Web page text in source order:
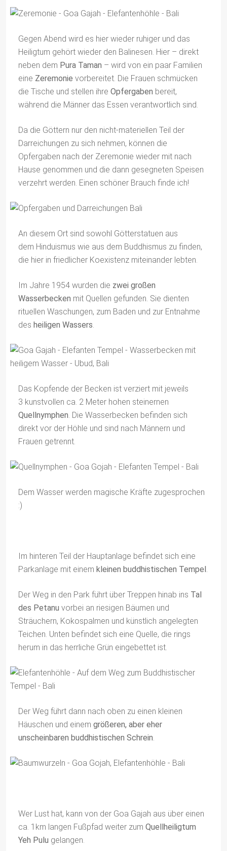
Gegen Abend wird es hier wieder ruhiger und das
Heiligtum gehört wieder den Balinesen. Hier – direkt
neben dem Pura Taman – wird von ein paar Familien
eine Zeremonie vorbereitet. Die Frauen schmücken
die Tische und stellen ihre Opfergaben bereit,
während die Männer das Essen verantwortlich sind.
Da die Göttern nur den nicht-materiellen Teil der
Darreichungen zu sich nehmen, können die
Opfergaben nach der Zeremonie wieder mit nach
Hause genommen und die dann gesegneten Speisen
verzehrt werden. Einen schöner Brauch finde ich!
An diesem Ort sind sowohl Götterstatuen aus
dem Hinduismus wie aus dem Buddhismus zu finden,
die hier in friedlicher Koexistenz miteinander lebten.
Im Jahre 1954 wurden die zwei großen
Wasserbecken mit Quellen gefunden. Sie dienten
rituellen Waschungen, zum Baden und zur Entnahme
des heiligen Wassers.
Das Kopfende der Becken ist verziert mit jeweils
3 kunstvollen ca. 2 Meter hohen steinernen
Quellnymphen. Die Wasserbecken befinden sich
direkt vor der Höhle und sind nach Männern und
Frauen getrennt.
Dem Wasser werden magische Kräfte zugesprochen
:)
Im hinteren Teil der Hauptanlage befindet sich eine
Parkanlage mit einem kleinen buddhistischen Tempel.
Der Weg in den Park führt über Treppen hinab ins Tal
des Petanu vorbei an riesigen Bäumen und
Sträuchern, Kokospalmen und künstlich angelegten
Teichen. Unten befindet sich eine Quelle, die rings
herum in das herrliche Grün eingebettet ist.
Der Weg führt dann nach oben zu einen kleinen
Häuschen und einem größeren, aber eher
unscheinbaren buddhistischen Schrein.
Wer Lust hat, kann von der Goa Gajah aus über einen
ca. 1km langen Fußpfad weiter zum Quellheiligtum
Yeh Pulu gelangen.